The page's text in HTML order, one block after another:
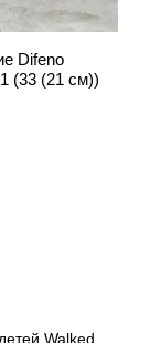
Difeno
(33 (21 см))